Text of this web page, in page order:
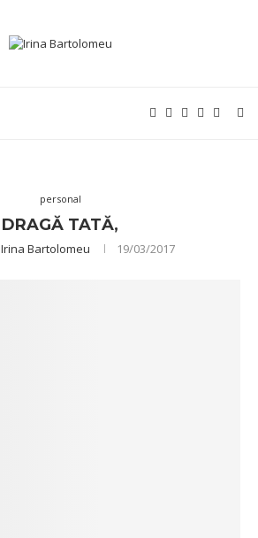
personal
DRAGĂ TATĂ,
Irina Bartolomeu 19/03/2017